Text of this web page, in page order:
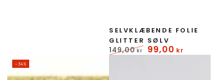
SELVKLÆBENDE FOLIE
GLITTER SØLV
149,00 kr 99,00 kr
–34%